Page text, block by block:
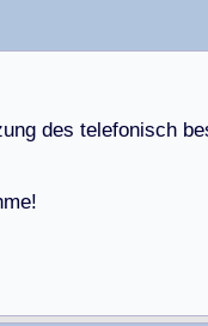
ung des telefonisch be
me!